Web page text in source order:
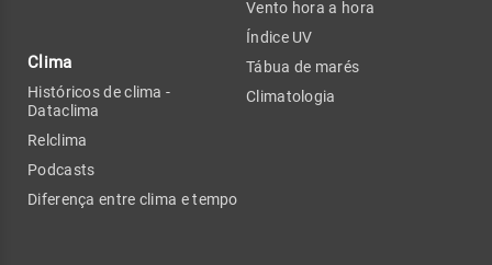
Clima
Históricos de clima -
Dataclima
Relclima
Podcasts
Diferença entre clima e tempo
Vento hora a hora
Índice UV
Tábua de marés
Climatologia